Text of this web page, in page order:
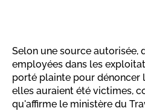
Selon une source autorisée,
employées dans les
porté plainte pour dénoncer
elles auraient été victimes,
qu'affirme le ministère du